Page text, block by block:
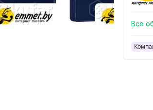
Все